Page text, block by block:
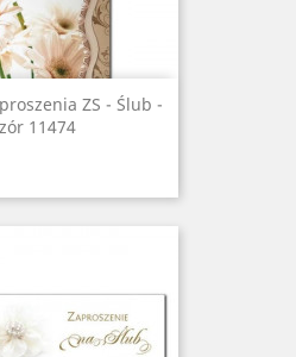
ZS - Ślub -
11474